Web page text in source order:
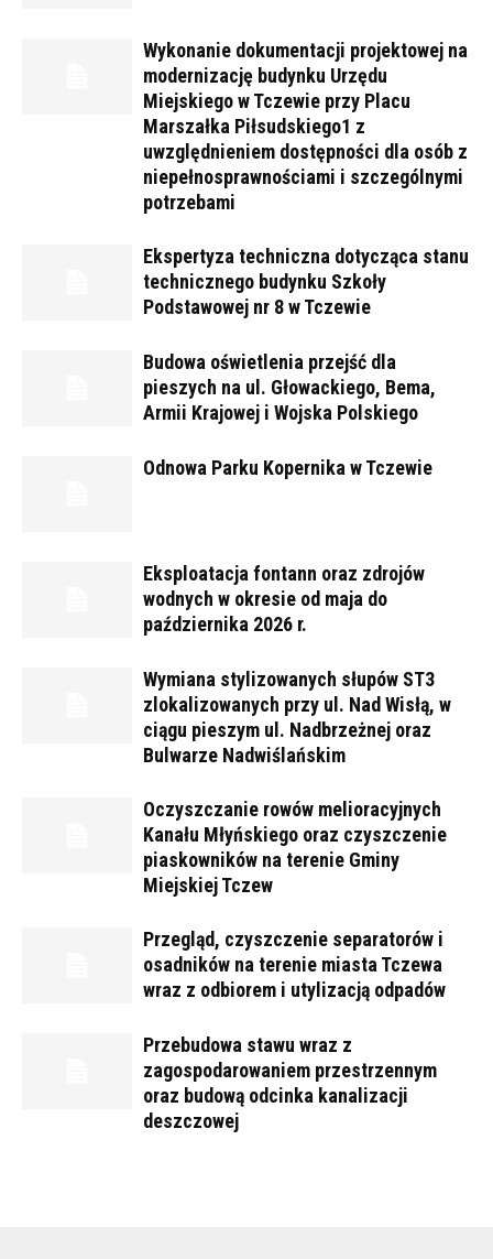
Wykonanie dokumentacji projektowej na
modernizację budynku Urzędu
Miejskiego w Tczewie przy Placu
Marszałka Piłsudskiego1 z
uwzględnieniem dostępności dla osób z
niepełnosprawnościami i szczególnymi
potrzebami
Ekspertyza techniczna dotycząca stanu
technicznego budynku Szkoły
Podstawowej nr 8 w Tczewie
Budowa oświetlenia przejść dla
pieszych na ul. Głowackiego, Bema,
Armii Krajowej i Wojska Polskiego
Odnowa Parku Kopernika w Tczewie
Eksploatacja fontann oraz zdrojów
wodnych w okresie od maja do
października 2026 r.
Wymiana stylizowanych słupów ST3
zlokalizowanych przy ul. Nad Wisłą, w
ciągu pieszym ul. Nadbrzeżnej oraz
Bulwarze Nadwiślańskim
Oczyszczanie rowów melioracyjnych
Kanału Młyńskiego oraz czyszczenie
piaskowników na terenie Gminy
Miejskiej Tczew
Przegląd, czyszczenie separatorów i
osadników na terenie miasta Tczewa
wraz z odbiorem i utylizacją odpadów
Przebudowa stawu wraz z
zagospodarowaniem przestrzennym
oraz budową odcinka kanalizacji
deszczowej